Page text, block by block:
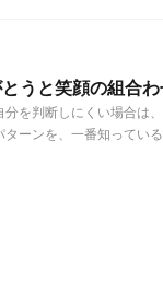
うと笑顔の組合わ
を判断しにくい場合は
ーンを、一番知ってい